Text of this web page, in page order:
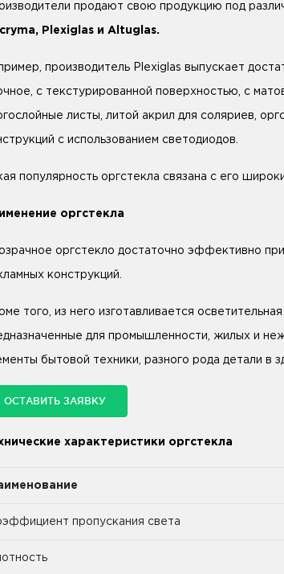
продают свою продукцию под
Plexiglas и Altuglas.
производитель Plexiglas выпускает
с текстурированной поверхностью, с
листы, литой акрил для соляриев,
с использованием светодиодов.
популярность оргстекла связана с его
оргстекла
оргстекло достаточно эффективно
конструкций.
того, из него изготавливается
для промышленности, жилых и
бытовой техники, разного рода детали в
ОСТАВИТЬ ЗАЯВКУ
характеристики оргстекла
пропускания света